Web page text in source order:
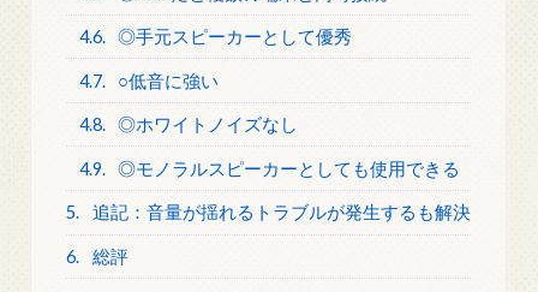
4.6. ◎手元スピーカーとして優秀
4.7. ○低音に強い
4.8. ◎ホワイトノイズなし
4.9. ◎モノラルスピーカーとしても使用できる
5. 追記：音量が揺れるトラブルが発生するも解決
6. 総評